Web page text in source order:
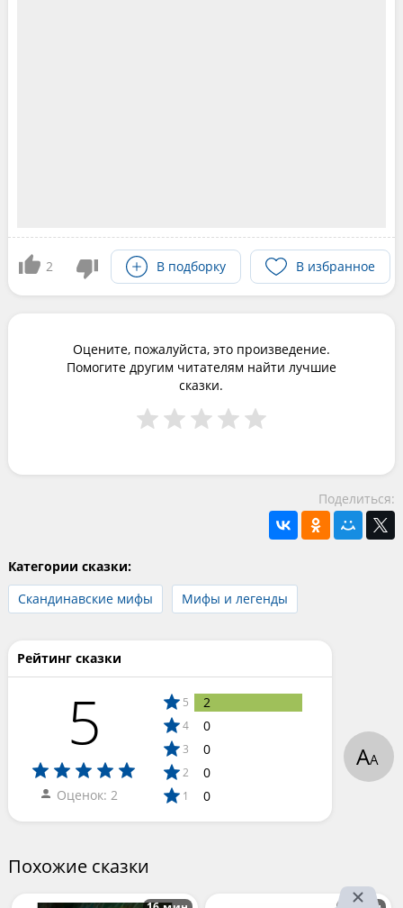
2 В подборку В избранное
Оцените, пожалуйста, это произведение.
Помогите другим читателям найти лучшие
сказки.
Поделиться:
Категории сказки:
Скандинавские мифы
Мифы и легенды
Рейтинг сказки
5
Оценок: 2
5 2
4 0
3 0
2 0
1 0
Похожие сказки
АА